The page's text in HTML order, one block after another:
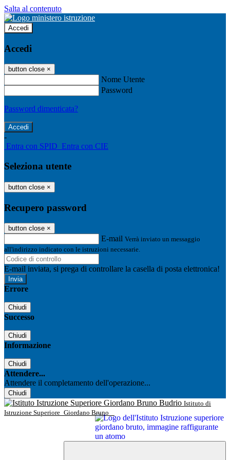
Salta al contenuto
Accedi
Accedi
button close ×
Nome Utente
Password
Password dimenticata?
-
Entra con SPID Entra con CIE
Seleziona utente
button close ×
Recupero password
button close ×
E-mail Verrà inviato un messaggio
all'indirizzo indicato con le istruzioni necessarie.
E-mail inviata, si prega di controllare la casella di posta elettronica!
Errore
Chiudi
Successo
Chiudi
Informazione
Chiudi
Attendere...
Attendere il completamento dell'operazione...
Chiudi
Istituto di
Istruzione Superiore Giordano Bruno